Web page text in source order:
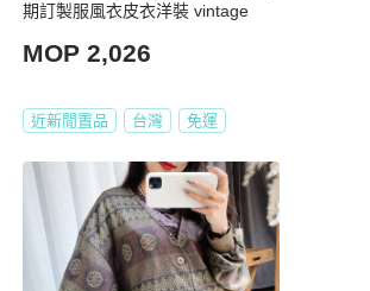
期訂製服風衣皮衣洋裝 vintage
MOP 2,026
近新閒置品 台灣 免運